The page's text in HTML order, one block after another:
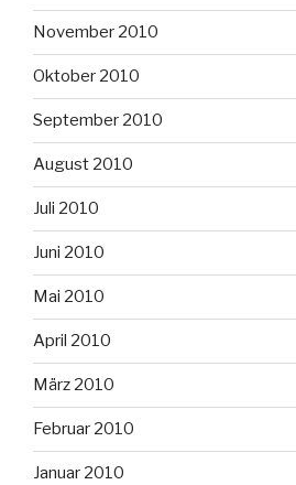
November 2010
Oktober 2010
September 2010
August 2010
Juli 2010
Juni 2010
Mai 2010
April 2010
März 2010
Februar 2010
Januar 2010